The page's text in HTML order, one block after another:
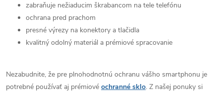
zabraňuje nežiaducim škrabancom na tele telefónu
ochrana pred prachom
presné výrezy na konektory a tlačidla
kvalitný odolný materiál a prémiové spracovanie
Nezabudnite, že pre plnohodnotnú ochranu vášho smartphonu je
potrebné používať aj prémiové ochranné sklo. Z našej ponuky si